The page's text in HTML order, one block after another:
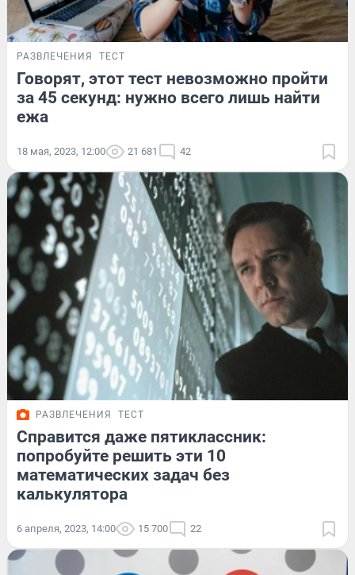
РАЗВЛЕЧЕНИЯ ТЕСТ
Говорят, этот тест невозможно пройти
за 45 секунд: нужно всего лишь найти
ежа
18 мая, 2023, 12:00 21 681 42
РАЗВЛЕЧЕНИЯ ТЕСТ
Справится даже пятиклассник:
попробуйте решить эти 10
математических задач без
калькулятора
6 апреля, 2023, 14:00 15 700 22